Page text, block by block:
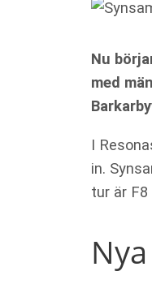
Nu
med
I
in.
tur är F8